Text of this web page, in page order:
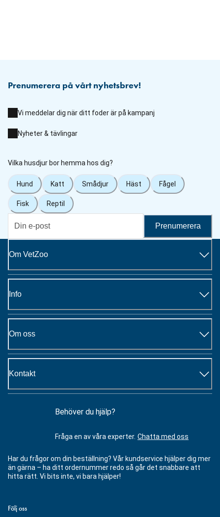
Prenumerera på vårt nyhetsbrev!
Vi meddelar dig när ditt foder är på kampanj
Nyheter & tävlingar
Vilka husdjur bor hemma hos dig?
Hund Katt Smådjur Häst Fågel
Fisk Reptil
Prenumerera
Om VetZoo
Info
Om oss
Kontakt
Behöver du hjälp?
Fråga en av våra experter. Chatta med oss
Har du frågor om din beställning? Vår kundservice hjälper dig mer
än gärna – ha ditt ordernummer redo så går det snabbare att
hitta rätt. Vi bits inte, vi bara hjälper!
Följ oss